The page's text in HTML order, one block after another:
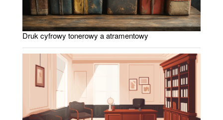
Druk cyfrowy tonerowy a atramentowy